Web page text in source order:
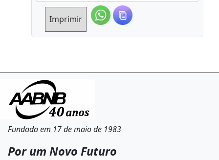
Imprimir
Fundada em 17 de maio de 1983
Por um Novo Futuro